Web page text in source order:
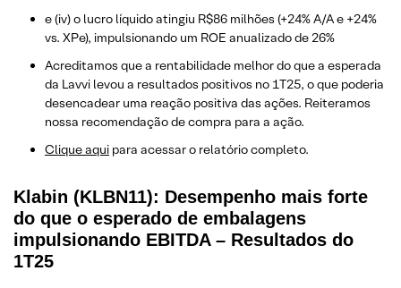
e (iv) o lucro líquido atingiu R$86 milhões (+24% A/A e +24%
vs. XPe), impulsionando um ROE anualizado de 26%
Acreditamos que a rentabilidade melhor do que a esperada
da Lavvi levou a resultados positivos no 1T25, o que poderia
desencadear uma reação positiva das ações. Reiteramos
nossa recomendação de compra para a ação.
Clique aqui para acessar o relatório completo.
Klabin (KLBN11): Desempenho mais forte
do que o esperado de embalagens
impulsionando EBITDA – Resultados do
1T25